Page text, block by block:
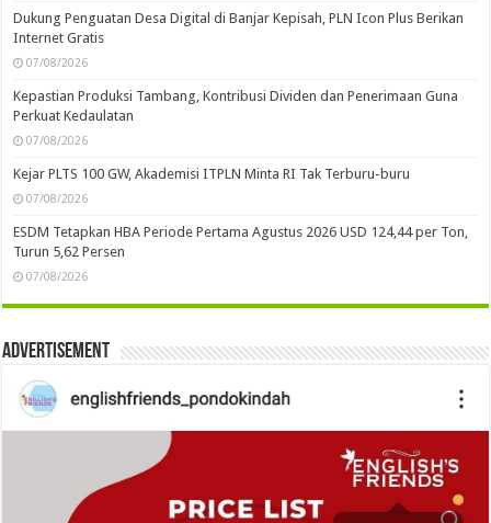
Dukung Penguatan Desa Digital di Banjar Kepisah, PLN Icon Plus Berikan
Internet Gratis
07/08/2026
Kepastian Produksi Tambang, Kontribusi Dividen dan Penerimaan Guna
Perkuat Kedaulatan
07/08/2026
Kejar PLTS 100 GW, Akademisi ITPLN Minta RI Tak Terburu-buru
07/08/2026
ESDM Tetapkan HBA Periode Pertama Agustus 2026 USD 124,44 per Ton,
Turun 5,62 Persen
07/08/2026
Advertisement